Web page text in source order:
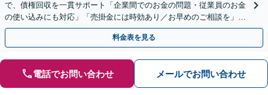
で、債権回収を一貫サポート「企業間でのお金の問題・従業員のお金
の使い込みにも対応」「売掛金には時効あり／お早めのご相談を」未
払いの売掛金／工事代金や売買代／家賃滞納／損害賠償
料金表を見る
電話でお問い合わせ メールでお問い合わせ